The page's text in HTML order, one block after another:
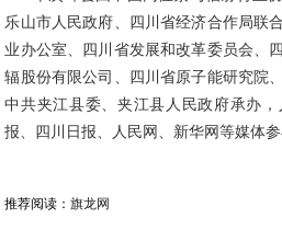
乐山市人民政府、四川省经济合作局联
业办公室、四川省发展和改革委员会、
辐股份有限公司、四川省原子能研究院
中共夹江县委、夹江县人民政府承办
报、四川日报、人民网、新华网等媒体参
推荐阅读：旗龙网